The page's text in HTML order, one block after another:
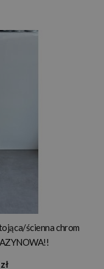
ścienna chrom